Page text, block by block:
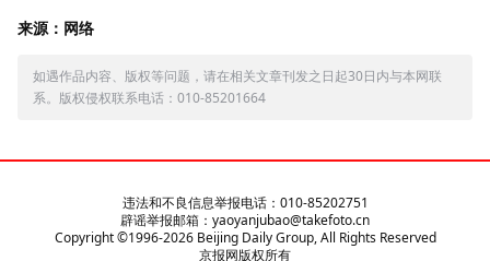
来源：网络
如遇作品内容、版权等问题，请在相关文章刊发之日起30日内与本网联
系。版权侵权联系电话：010-85201664
违法和不良信息举报电话：010-85202751
辟谣举报邮箱：yaoyanjubao@takefoto.cn
Copyright ©1996-2026Beijing Daily Group, All Rights Reserved
京报网版权所有